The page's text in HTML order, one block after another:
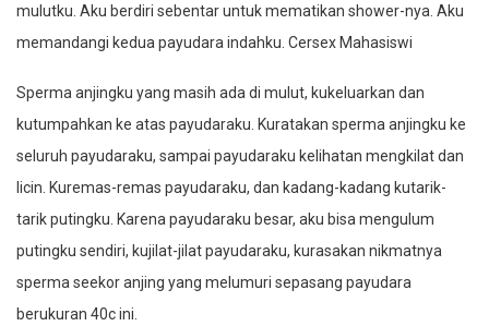
mulutku. Aku berdiri sebentar untuk mematikan shower-nya. Aku
memandangi kedua payudara indahku. Cersex Mahasiswi
Sperma anjingku yang masih ada di mulut, kukeluarkan dan
kutumpahkan ke atas payudaraku. Kuratakan sperma anjingku ke
seluruh payudaraku, sampai payudaraku kelihatan mengkilat dan
licin. Kuremas-remas payudaraku, dan kadang-kadang kutarik-
tarik putingku. Karena payudaraku besar, aku bisa mengulum
putingku sendiri, kujilat-jilat payudaraku, kurasakan nikmatnya
sperma seekor anjing yang melumuri sepasang payudara
berukuran 40c ini.